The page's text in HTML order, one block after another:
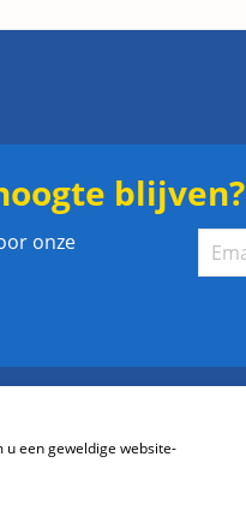
blijven?
onze
u een geweldige website-